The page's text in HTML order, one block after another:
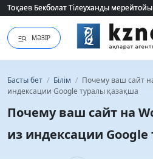
Тоқаев Бекболат Тілеуханды
Тоқаев Бекболат Тілеуханды
МӘЗІР
Басты бет / Білім / Почему ваш сайт
индексации Google туралы қазақша
Почему ваш сайт на
из индексации